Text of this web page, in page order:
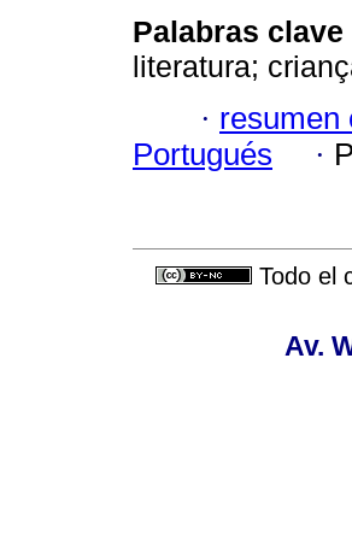
Palabras clave
literatura;
· resumen
Portugués
·
Todo el
Av.